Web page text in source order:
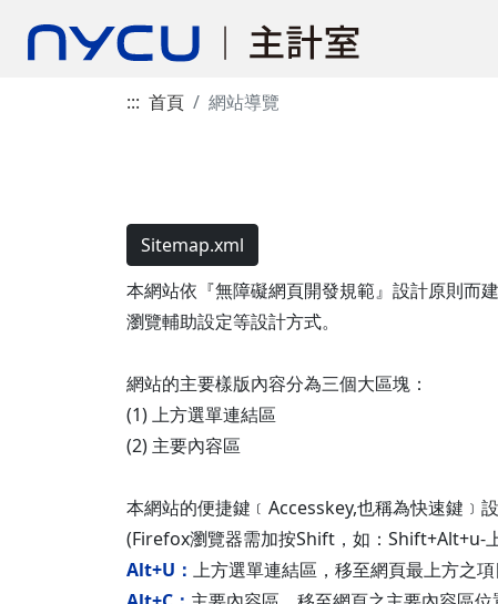
::: 首頁 網站導覽
Sitemap.xml
本網站依『無障礙網頁開發規範』設計原則而
瀏覽輔助設定等設計方式。
網站的主要樣版內容分為三個大區塊：
(1) 上方選單連結區
(2) 主要內容區
本網站的便捷鍵﹝Accesskey,也稱為快速鍵﹞
(Firefox瀏覽器需加按Shift，如：Shift+Alt+u-
Alt+U： 上方選單連結區，移至網頁最上方之項